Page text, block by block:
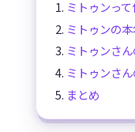
ミトゥンって
ミトゥンの
ミトゥンさ
ミトゥンさ
まとめ